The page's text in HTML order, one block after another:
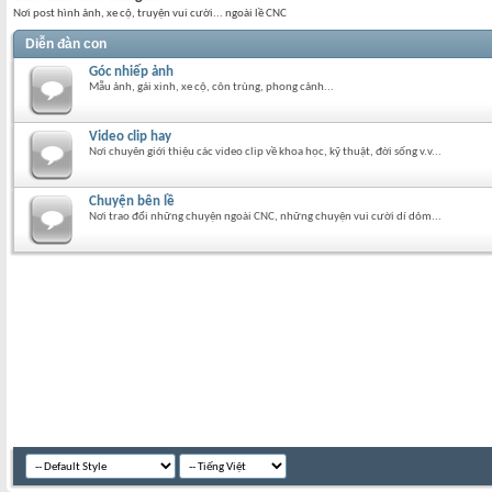
Nơi post hình ảnh, xe cộ, truyện vui cười... ngoài lề CNC
Diễn đàn con
Góc nhiếp ảnh
Mẫu ảnh, gái xinh, xe cộ, côn trùng, phong cảnh...
Video clip hay
Nơi chuyên giới thiệu các video clip về khoa học, kỹ thuật, đời sống v.v...
Chuyện bên lề
Nơi trao đổi những chuyện ngoài CNC, những chuyện vui cười dí dỏm...